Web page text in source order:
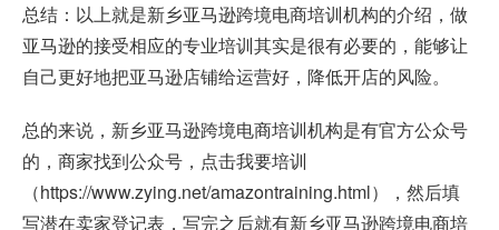
总结：以上就是新乡亚马逊跨境电商培训机构的介绍，做
亚马逊的接受相应的专业培训其实是很有必要的，能够让
自己更好地把亚马逊店铺给运营好，降低开店的风险。
总的来说，新乡亚马逊跨境电商培训机构是有官方公众号
的，商家找到公众号，点击我要培训
（https://www.zying.net/amazontraining.html），然后填
写潜在卖家登记表，写完之后就有新乡亚马逊跨境电商培